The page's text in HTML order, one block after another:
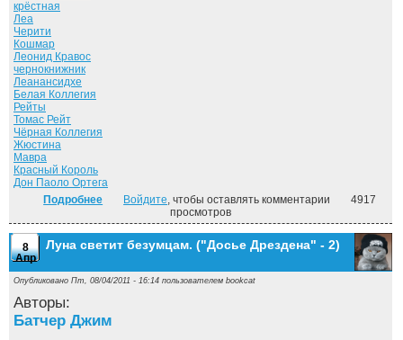
крёстная
Леа
Черити
Кошмар
Леонид Кравос
чернокнижник
Леанансидхе
Белая Коллегия
Рейты
Томас Рейт
Чёрная Коллегия
Жюстина
Мавра
Красный Король
Дон Паоло Ортега
Подробнее о Могила в подарок. ("Досье Дрездена" - 3)
Войдите, чтобы оставлять комментарии
4917
просмотров
8
Апр
Луна светит безумцам. ("Досье Дрездена" - 2)
Опубликовано Пт, 08/04/2011 - 16:14 пользователем bookcat
Авторы:
Батчер Джим